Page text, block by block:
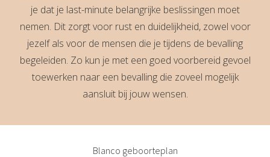
je dat je last-minute belangrijke beslissingen moet
nemen. Dit zorgt voor rust en duidelijkheid, zowel voor
jezelf als voor de mensen die je tijdens de bevalling
begeleiden. Zo kun je met een goed voorbereid gevoel
toewerken naar een bevalling die zoveel mogelijk
aansluit bij jouw wensen.
Blanco geboorteplan